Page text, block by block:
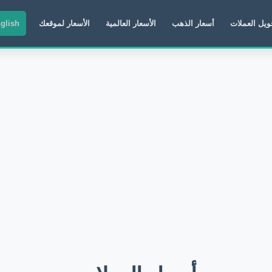
العملات أسعار الذهب الأسعار العالمية الأسعار لموقعك